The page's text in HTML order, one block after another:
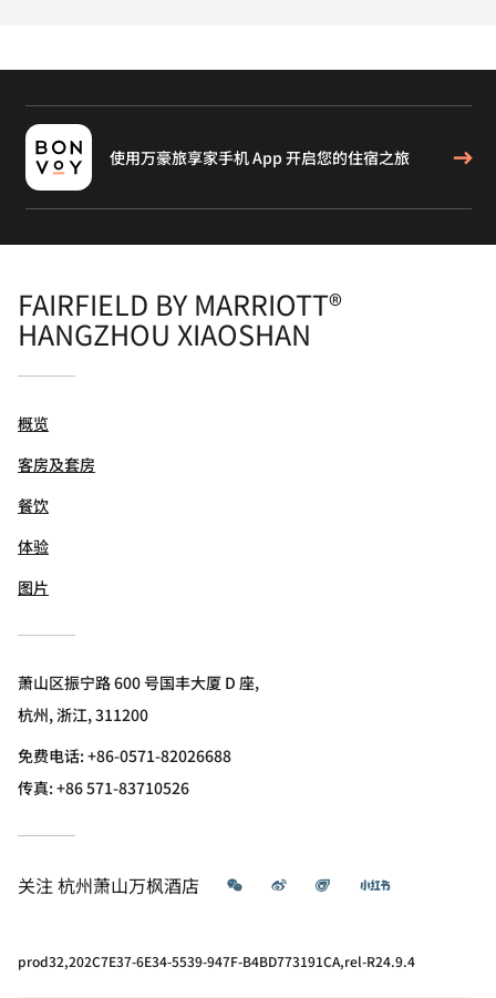
使用万豪旅享家手机 App 开启您的住宿之旅
FAIRFIELD BY MARRIOTT®
HANGZHOU XIAOSHAN
概览
客房及套房
餐饮
体验
图片
萧山区振宁路 600 号国丰大厦 D 座,
杭州, 浙江, 311200
免费电话:+86-0571-82026688
传真:+86 571-83710526
关注杭州萧山万枫酒店 微信 微博 飞猪 小红书
prod32,202C7E37-6E34-5539-947F-B4BD773191CA,rel-R24.9.4